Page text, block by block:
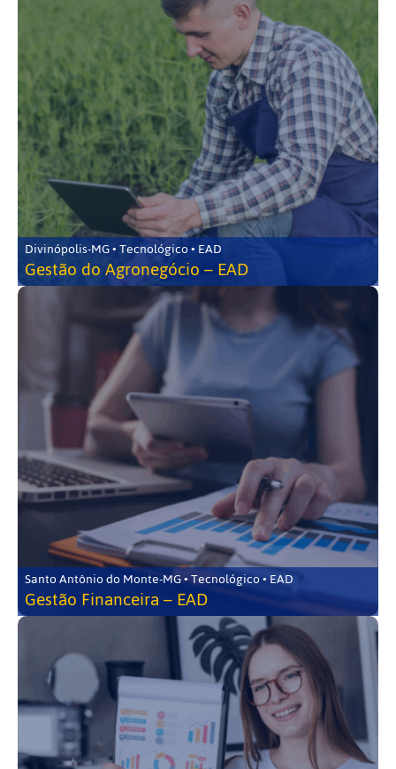
Divinópolis-MG • Tecnológico • EAD
Gestão do Agronegócio – EAD
Santo Antônio do Monte-MG • Tecnológico • EAD
Gestão Financeira – EAD